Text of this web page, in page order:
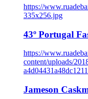
https://
335x256.jpg
43º Portugal
https://
content/uploads/
Jameson